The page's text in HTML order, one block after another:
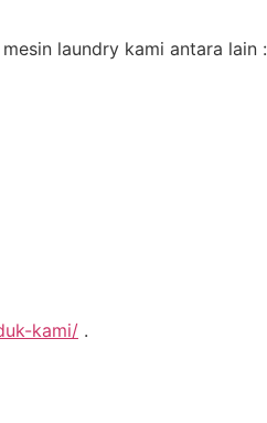
laundry kami antara lain :
kami/ .